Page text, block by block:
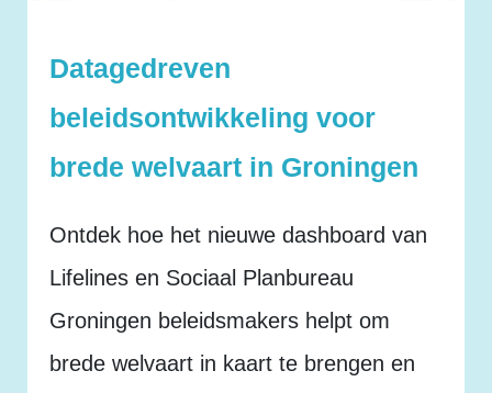
Datagedreven
beleidsontwikkeling voor
brede welvaart in Groningen
Ontdek hoe het nieuwe dashboard van
Lifelines en Sociaal Planbureau
Groningen beleidsmakers helpt om
brede welvaart in kaart te brengen en